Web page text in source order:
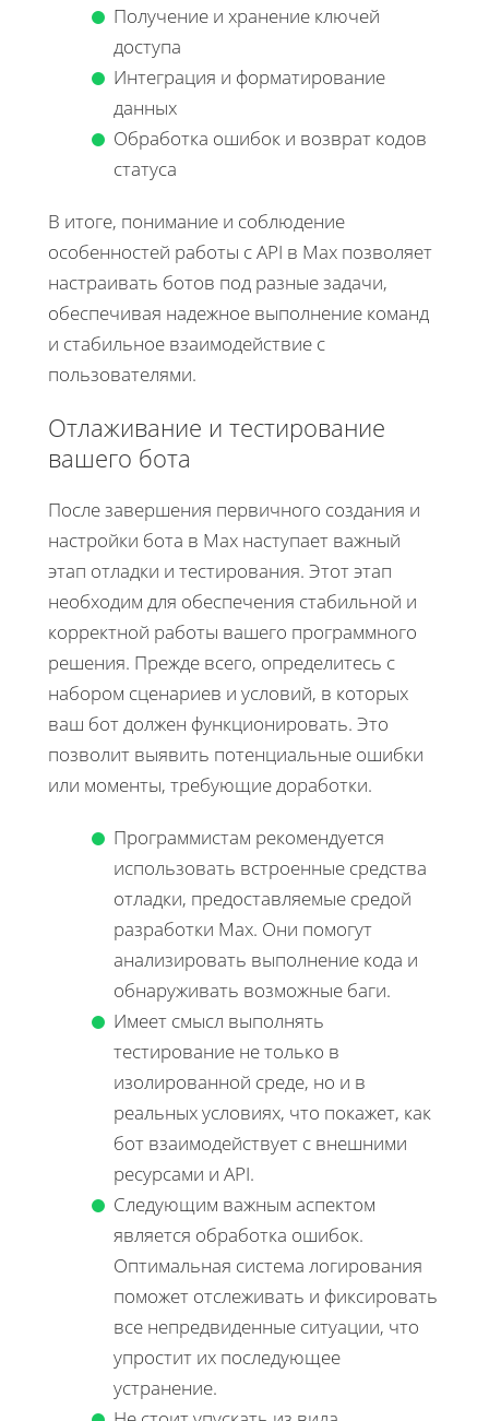
Получение и хранение ключей
доступа
Интеграция и форматирование
данных
Обработка ошибок и возврат кодов
статуса
В итоге, понимание и соблюдение
особенностей работы с API в Max позволяет
настраивать ботов под разные задачи,
обеспечивая надежное выполнение команд
и стабильное взаимодействие с
пользователями.
Отлаживание и тестирование
вашего бота
После завершения первичного создания и
настройки бота в Max наступает важный
этап отладки и тестирования. Этот этап
необходим для обеспечения стабильной и
корректной работы вашего программного
решения. Прежде всего, определитесь с
набором сценариев и условий, в которых
ваш бот должен функционировать. Это
позволит выявить потенциальные ошибки
или моменты, требующие доработки.
Программистам рекомендуется
использовать встроенные средства
отладки, предоставляемые средой
разработки Max. Они помогут
анализировать выполнение кода и
обнаруживать возможные баги.
Имеет смысл выполнять
тестирование не только в
изолированной среде, но и в
реальных условиях, что покажет, как
бот взаимодействует с внешними
ресурсами и API.
Следующим важным аспектом
является обработка ошибок.
Оптимальная система логирования
поможет отслеживать и фиксировать
все непредвиденные ситуации, что
упростит их последующее
устранение.